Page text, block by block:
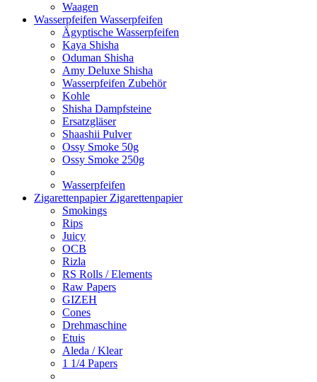
Waagen
Wasserpfeifen Wasserpfeifen
Ägyptische Wasserpfeifen
Kaya Shisha
Oduman Shisha
Amy Deluxe Shisha
Wasserpfeifen Zubehör
Kohle
Shisha Dampfsteine
Ersatzgläser
Shaashii Pulver
Ossy Smoke 50g
Ossy Smoke 250g
Wasserpfeifen
Zigarettenpapier Zigarettenpapier
Smokings
Rips
Juicy
OCB
Rizla
RS Rolls / Elements
Raw Papers
GIZEH
Cones
Drehmaschine
Etuis
Aleda / Klear
1 1/4 Papers